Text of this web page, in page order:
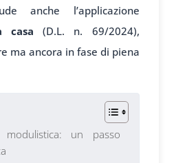
anche l’applicazione
casa (D.L. n. 69/2024),
ma ancora in fase di piena
modulistica: un passo